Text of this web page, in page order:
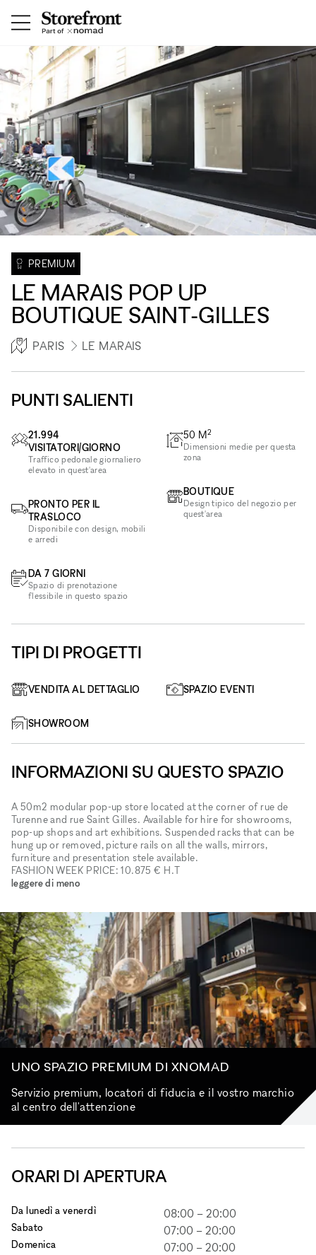
PREMIUM
LE MARAIS POP UP
BOUTIQUE SAINT-GILLES
PARIS LE MARAIS
PUNTI SALIENTI
21.994
VISITATORI/GIORNO
Traffico pedonale giornaliero
elevato in quest'area
PRONTO PER IL
TRASLOCO
Disponibile con design, mobili
e arredi
DA 7 GIORNI
Spazio di prenotazione
flessibile in questo spazio
50 M2
Dimensioni medie per questa
zona
BOUTIQUE
Design tipico del negozio per
quest'area
TIPI DI PROGETTI
VENDITA AL DETTAGLIO SPAZIO EVENTI
SHOWROOM
INFORMAZIONI SU QUESTO SPAZIO
A 50m2 modular pop-up store located at the corner of rue de
Turenne and rue Saint Gilles. Available for hire for showrooms,
pop-up shops and art exhibitions. Suspended racks that can be
hung up or removed, picture rails on all the walls, mirrors,
furniture and presentation stele available.
FASHION WEEK PRICE: 10.875 € H.T
leggere di meno
UNO SPAZIO PREMIUM DI XNOMAD
Servizio premium, locatori di fiducia e il vostro marchio
al centro dell'attenzione
ORARI DI APERTURA
Da lunedì a venerdì 08:00 – 20:00
Sabato 07:00 – 20:00
Domenica 07:00 – 20:00